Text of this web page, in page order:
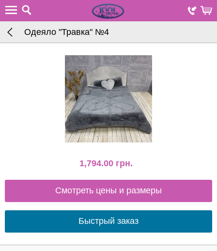
Одеяло "Травка" №4
1,794.00 грн.
Смотреть цены и размеры
Быстрый заказ